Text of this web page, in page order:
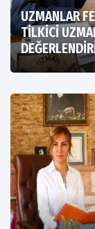
UZMANLAR
TİLKİCİ